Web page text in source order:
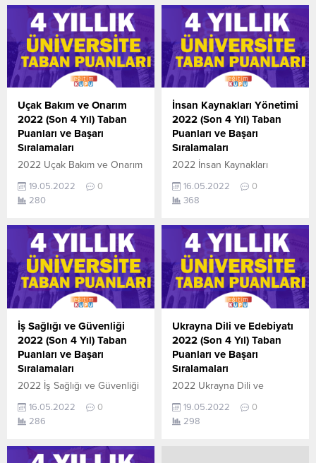
Uçak Bakım ve Onarım
2022 (Son 4 Yıl) Taban
Puanları ve Başarı
Sıralamaları
2022 Uçak Bakım ve Onarım
sıralamaları açıklandı. En
güncel haline aşağıdaki
TYT AYT (YKS) Taban
Puanları ve Başarı
Sıralamaları son 4 yıla ait
veriler aşağıdaki gibidir. Bu
puanlar 2021, 2020, 2019 ve
2018 yıllarına ait Üniversite
yerleştirme
puanlarıdır. Sayfamızdaki
verilerin
tamamı ÖSYM ve YÖK-
yayınlanmış olan en son...
19.05.2022
0
280
İnsan Kaynakları Yönetimi
2022 (Son 4 Yıl) Taban
Puanları ve Başarı
Sıralamaları
2022 İnsan Kaynakları
başarı sıralamaları açıklandı.
En güncel haline aşağıdaki
TYT AYT (YKS) Taban
Puanları ve Başarı
Sıralamaları son 4 yıla ait
veriler aşağıdaki gibidir. Bu
puanlar 2021, 2020, 2019 ve
2018 yıllarına ait Üniversite
yerleştirme
puanlarıdır. Sayfamızdaki
verilerin
tamamı ÖSYM ve YÖK-
yayınlanmış olan en son
güncel...
16.05.2022
0
368
İş Sağlığı ve Güvenliği
2022 (Son 4 Yıl) Taban
Puanları ve Başarı
Sıralamaları
2022 İş Sağlığı ve Güvenliği
sıralamaları açıklandı. En
güncel haline aşağıdaki
TYT AYT (YKS) Taban
16.05.2022
0
286
Ukrayna Dili ve Edebiyatı
2022 (Son 4 Yıl) Taban
Puanları ve Başarı
Sıralamaları
2022 Ukrayna Dili ve
başarı sıralamaları açıklandı.
En güncel haline aşağıdaki
19.05.2022
0
298